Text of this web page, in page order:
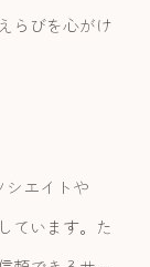
らびを心がけ
シエイトや
ています。た